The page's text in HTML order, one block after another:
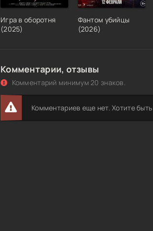
Игра в оборотня
(2025)
Фантом убийцы
(2026)
Комментарии, отзывы
Комментарий минимум 20 знаков.
Комментариев еще нет. Хотите